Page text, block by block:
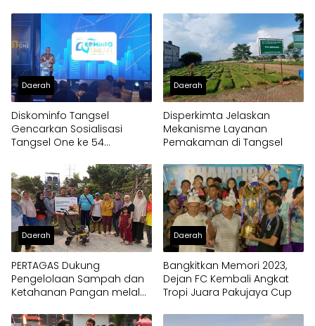
Daerah
Diskominfo Tangsel
Gencarkan Sosialisasi
Tangsel One ke 54
Daerah
Disperkimta Jelaskan
Mekanisme Layanan
Pemakaman di Tangsel
Daerah
PERTAGAS Dukung
Pengelolaan Sampah dan
Ketahanan Pangan melalui
Daerah
Bangkitkan Memori 2023,
Dejan FC Kembali Angkat
Tropi Juara Pakujaya Cup